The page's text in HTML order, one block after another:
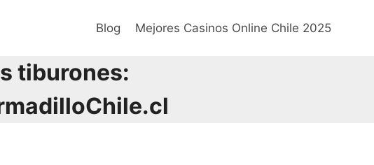
Blog Mejores Casinos Online Chile 2025
tiburones: